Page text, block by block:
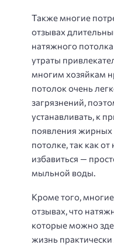
Также многие
отзывах
натяжного
утраты
многим хозяйкам
потолок очень
загрязнений,
устанавливать, к
появления жирных
потолке, так как
избавиться —
мыльной воды.
Кроме того,
отзывах, что
которые можно
жизнь